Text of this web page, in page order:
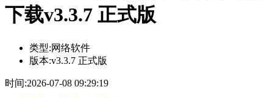
下载v3.3.7 正式版
类型:网络软件
版本:v3.3.7 正式版
时间:2026-07-08 09:29:19